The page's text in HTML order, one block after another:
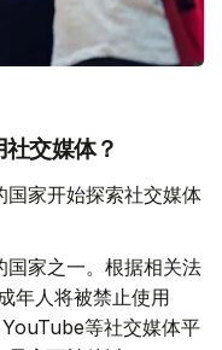
交媒体？
国家开始探索社交媒体
国家之一。根据相关法
年人将被禁止使用
等社交媒体平